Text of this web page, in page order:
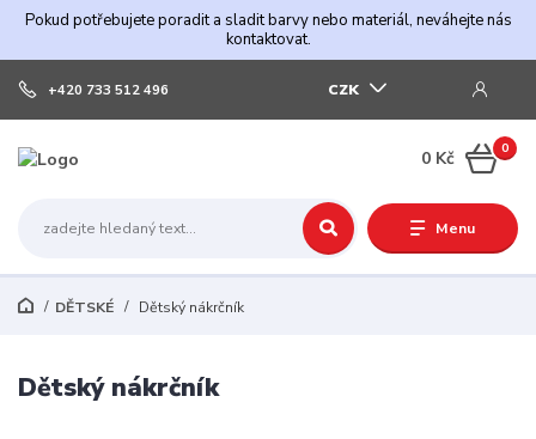
Pokud potřebujete poradit a sladit barvy nebo materiál, neváhejte nás
kontaktovat.
Menu
CZK
+420 733 512 496
0
0 Kč
DĚTSKÉ Dětský nákrčník
Dětský nákrčník